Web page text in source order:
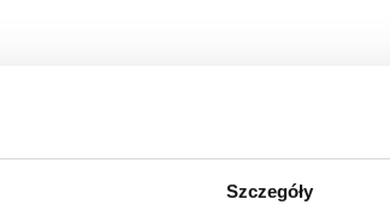
Szczegóły
BCAA — kiedy i jak